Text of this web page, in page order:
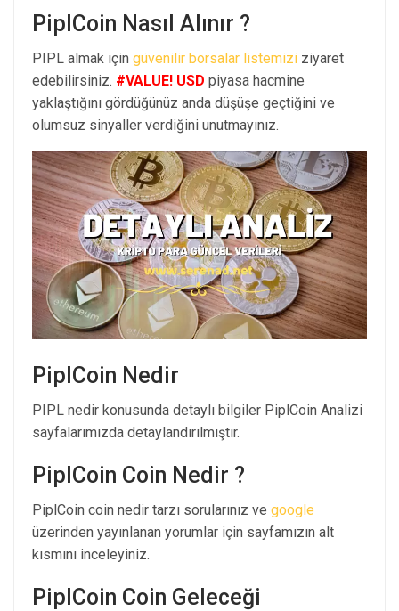
PiplCoin Nasıl Alınır ?
PIPL almak için güvenilir borsalar listemizi ziyaret
edebilirsiniz. #VALUE! USD piyasa hacmine
yaklaştığını gördüğünüz anda düşüşe geçtiğini ve
olumsuz sinyaller verdiğini unutmayınız.
PiplCoin Nedir
PIPL nedir konusunda detaylı bilgiler PiplCoin Analizi
sayfalarımızda detaylandırılmıştır.
PiplCoin Coin Nedir ?
PiplCoin coin nedir tarzı sorularınız ve google
üzerinden yayınlanan yorumlar için sayfamızın alt
kısmını inceleyiniz.
PiplCoin Coin Geleceği